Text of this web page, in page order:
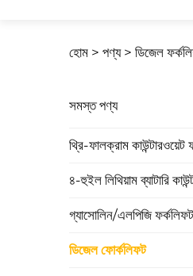
হোম > পণ্য> ডিজেল
সমস্ত পণ্য
থ্রি-ফালক্রাম কাউন্টারওয়েট
৪-হুইল লিথিয়াম ব্যাটারি
গ্যাসোলিন/এলপিজি ফর্কলিফট
ডিজেল ফোর্কলিফট